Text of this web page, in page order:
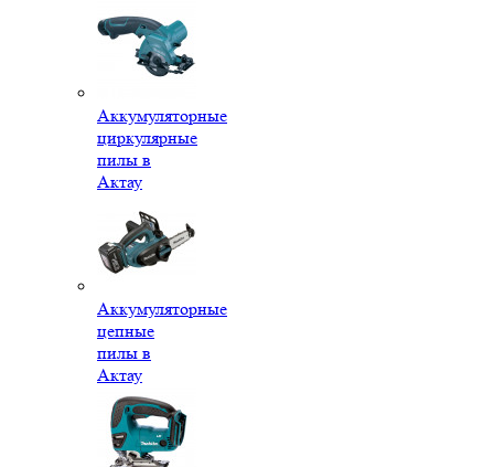
Аккумуляторные
циркулярные
пилы в
Актау
Аккумуляторные
цепные
пилы в
Актау